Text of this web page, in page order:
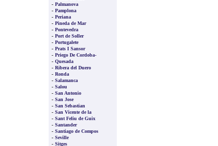
- Palmanova
- Pamplona
- Periana
- Pineda de Mar
- Pontevedra
- Port de Soller
- Portugalete
- Prats I Sansor
- Priego De Cordoba-
- Quesada
- Ribera del Duero
- Ronda
- Salamanca
- Salou
- San Antonio
- San Jose
- San Sebastian
- San Vicente de la
- Sant Feliu de Guix
- Santander
- Santiago de Compos
- Seville
- Sitges